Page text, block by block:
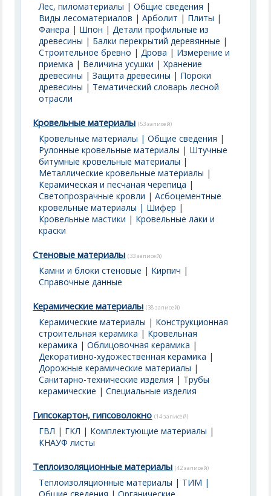
Лес, пиломатериалы | Общие сведения |
Виды лесоматериалов |Арболит | Плиты |
Фанера | Шпон |Детали профильные из
древесины | Балки перекрытий деревянные |
Строительное бревно |Дрова | Измерение и
приемка | Величина усушки |Хранение
древесины |Защита древесины | Пороки
древесины | Тематический словарь лесной
отрасли
Кровельные материалы (53 записей)
Кровельные материалы | Общие сведения |
Рулонные кровельные материалы | Штучные
битумные кровельные материалы |
Металлические кровельные материалы |
Керамическая и песчаная черепица |
Светопрозрачные кровли |Асбоцементные
кровельные материалы | Шифер |
Кровельные мастики | Кровельные лаки и
краски
Стеновые материалы (33 записей)
Камни и блоки стеновые | Кирпич |
Справочные данные
Керамические материалы (38 записей)
Керамические материалы | Конструкционная
строительная керамика | Кровельная
керамика |Облицовочная керамика |
Декоративно-художественная керамика |
Дорожные керамические материалы |
Санитарно-технические изделия | Трубы
керамические |Специальные изделия
Гипсокартон, гипсоволокно (14 записей)
ГВЛ | ГКЛ | Комплектующие материалы |
КНАУФ листы
Теплоизоляционные материалы (42 записей)
Теплоизоляционные материалы | ТИМ |